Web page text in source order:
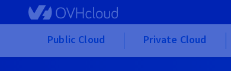
Skip to main content
Public Cloud Private Cloud